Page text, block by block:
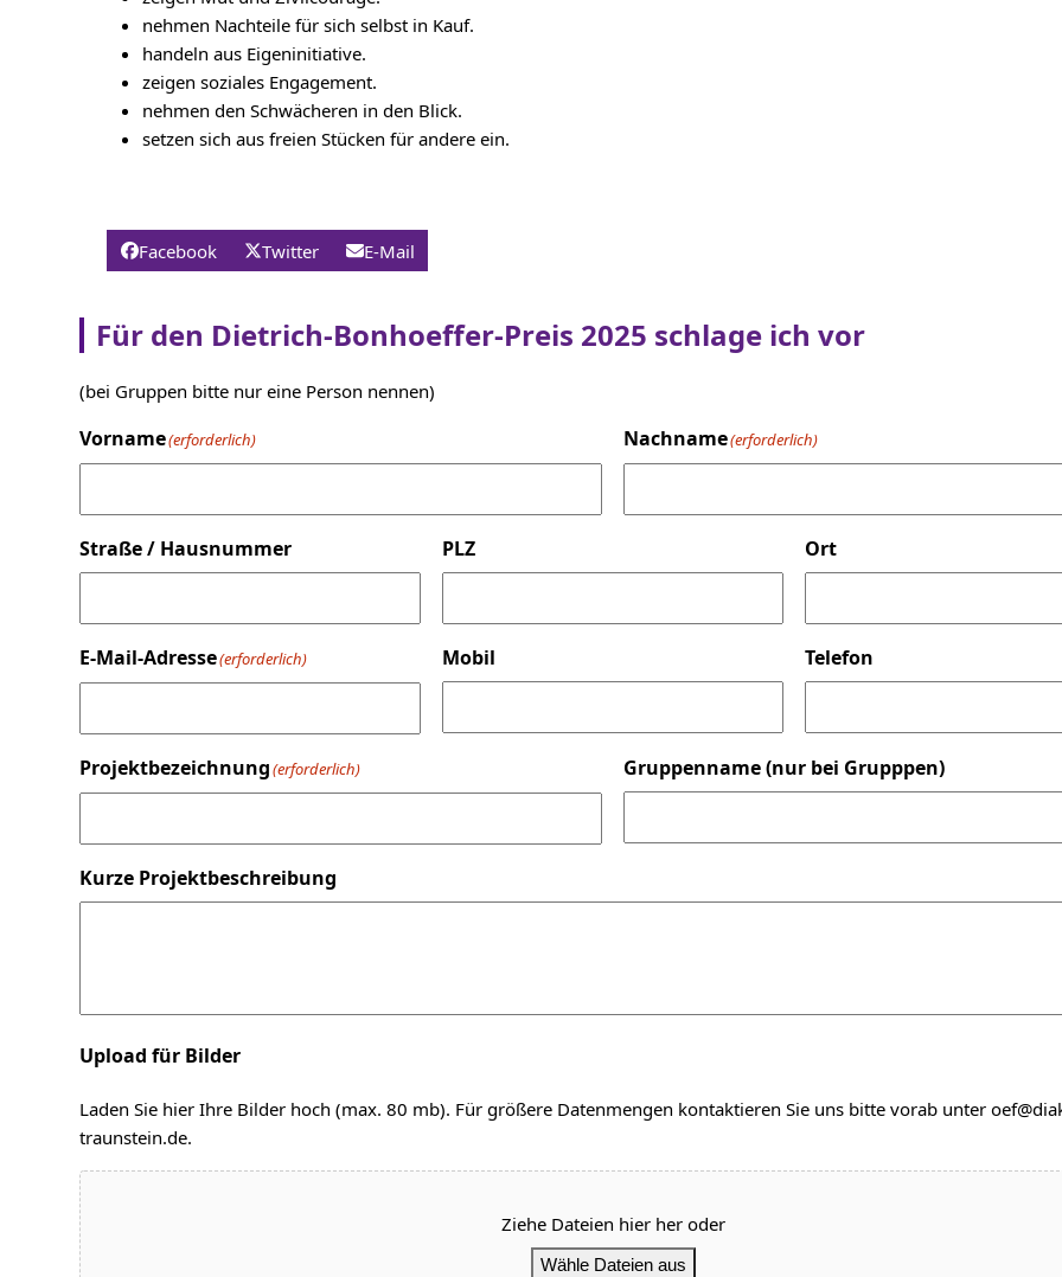
first
slide
nehmen Nachteile für sich selbst in Kauf.
handeln aus Eigeninitiative.
zeigen soziales Engagement.
nehmen den Schwächeren in den Blick.
setzen sich aus freien Stücken für andere ein.
Facebook Twitter E-Mail
Für den Dietrich-Bonhoeffer-Preis 2025 schlage ich vor
(bei Gruppen bitte nur eine Person nennen)
Vorname(erforderlich) Nachname(erforderlich)
Straße / Hausnummer PLZ Ort
E-Mail-Adresse(erforderlich) Mobil Telefon
Projektbezeichnung(erforderlich) Gruppenname (nur bei Grupppen)
Kurze Projektbeschreibung
Upload für Bilder
Laden Sie hier Ihre Bilder hoch (max. 80 mb). Für größere Datenmengen kontaktieren Sie uns bitte vorab unter
traunstein.de.
Ziehe Dateien hier her oder
Wähle Dateien aus